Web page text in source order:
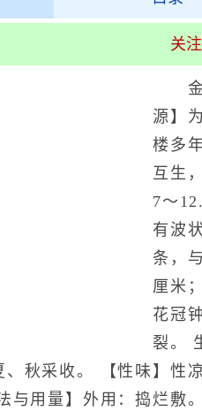
关
金
源】
楼多
互生
7～
有波
条，
厘米
花冠
裂。
秋采收。 【性味】性
与用量】外用：捣烂敷。